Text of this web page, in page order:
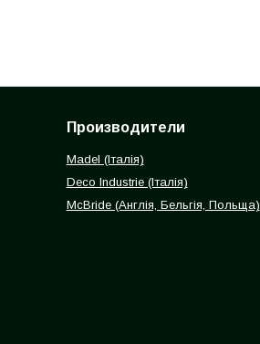
Производители
Madel (Італія)
Deco Industrie (Італія)
McBride (Англія, Бельгія, Польща)